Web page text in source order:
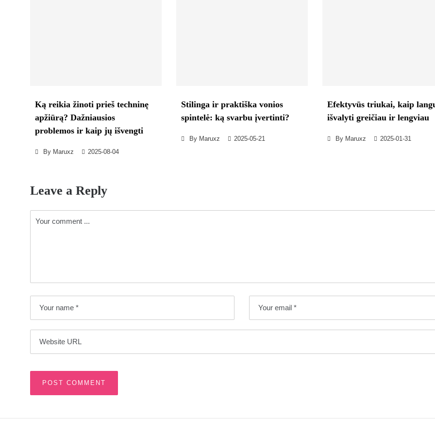
Ką reikia žinoti prieš techninę
apžiūrą? Dažniausios
problemos ir kaip jų išvengti
By Maruxz 2025-08-04
Stilinga ir praktiška vonios
spintelė: ką svarbu įvertinti?
By Maruxz 2025-05-21
Efektyvūs triukai, kaip
išvalyti greičiau ir lengviau
By Maruxz 2025-01-31
Leave a Reply